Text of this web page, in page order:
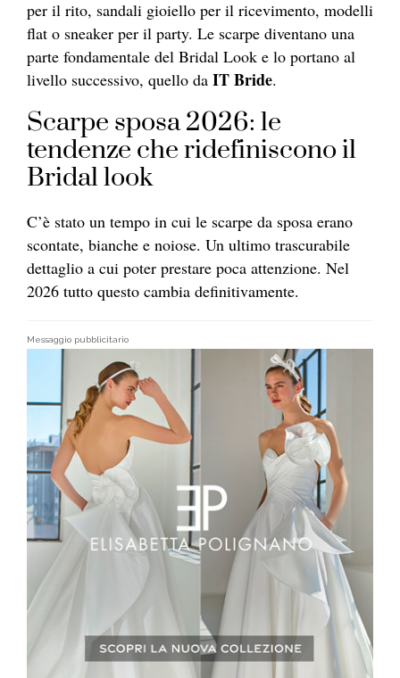
per il rito, sandali gioiello per il ricevimento, modelli
flat o sneaker per il party. Le scarpe diventano una
parte fondamentale del Bridal Look e lo portano al
livello successivo, quello da IT Bride.
Scarpe sposa 2026: le
tendenze che ridefiniscono il
Bridal look
C’è stato un tempo in cui le scarpe da sposa erano
scontate, bianche e noiose. Un ultimo trascurabile
dettaglio a cui poter prestare poca attenzione. Nel
2026 tutto questo cambia definitivamente.
Messaggio pubblicitario